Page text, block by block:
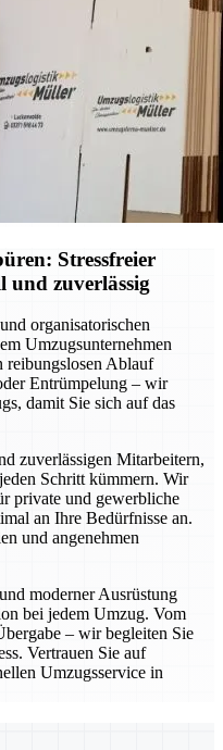
Stressfreier
und zuverlässig
organisatorischen
Umzugsunternehmen
reibungslosen Ablauf
Entrümpelung – wir
damit Sie sich auf das
zuverlässigen Mitarbeitern,
Schritt kümmern. Wir
private und gewerbliche
an Ihre Bedürfnisse an.
und angenehmen
moderner Ausrüstung
bei jedem Umzug. Vom
– wir begleiten Sie
Vertrauen Sie auf
Umzugsservice in